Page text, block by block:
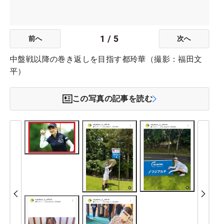
前へ 1 / 5 次へ
中盤戦以降の巻き返しを目指す都玲華（撮影：福田文
平）
この写真の記事を読む